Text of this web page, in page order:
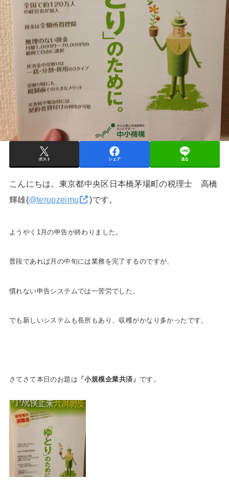
ポスト シェア 送る
こんにちは。東京都中央区日本橋茅場町の税理士 高橋
輝雄(@teruozeimu )です。
ようやく1月の申告が終わりました。
普段であれば月の中旬には業務を完了するのですが、
慣れない申告システムでは一苦労でした。
でも新しいシステムも長所もあり、収穫がかなり多かったです。
さてさて本日のお題は 「小規模企業共済」 です。